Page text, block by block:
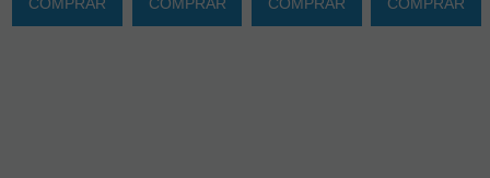
COMPRAR COMPRAR COMPRAR COMPRAR